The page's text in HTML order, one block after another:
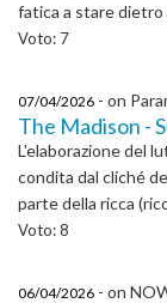
fatica a stare
Voto: 7
07/04/2026 - on
The Madison -
L'elaborazione del
condita dal cliché
parte della ricca
Voto: 8
06/04/2026 - on